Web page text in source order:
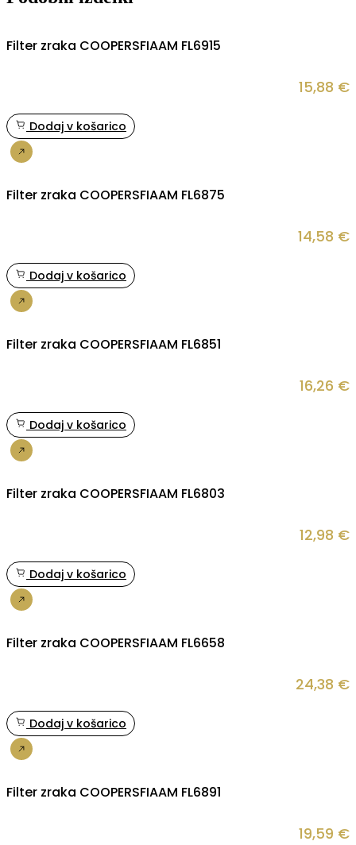
Filter zraka COOPERSFIAAM FL6915
15,88 €
Dodaj v košarico
Filter zraka COOPERSFIAAM FL6875
14,58 €
Dodaj v košarico
Filter zraka COOPERSFIAAM FL6851
16,26 €
Dodaj v košarico
Filter zraka COOPERSFIAAM FL6803
12,98 €
Dodaj v košarico
Filter zraka COOPERSFIAAM FL6658
24,38 €
Dodaj v košarico
Filter zraka COOPERSFIAAM FL6891
19,59 €